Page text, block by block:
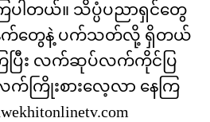
ပါတယ်။ သိပ္ပံပညာရှင်တွေ
နက်တွေနဲ့ ပက်သတ်လို့ ရှိတယ်
ပြီး လက်ဆုပ်လက်ကိုင်ပြ
ကြိုးစားလေ့လာ နေကြ